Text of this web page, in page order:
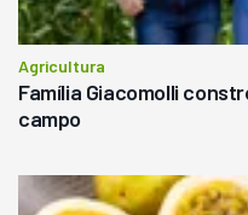
Agricultura
Família Giacomolli
campo